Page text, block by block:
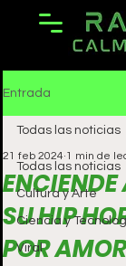
Entrada
Todas las noticias
Cultura y Arte
Ciencia y
Viral
Todas las noticias
SU HIP
POR
21 feb 2024 1 min de